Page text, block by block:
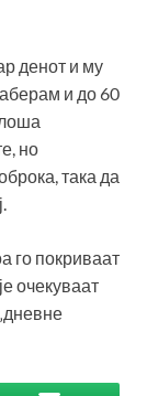
денот и му
и до 60
но
така да
го покриваат
очекуваат